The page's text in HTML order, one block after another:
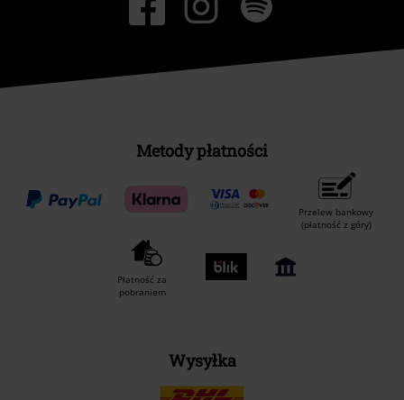
Metody płatności
Przelew bankowy
(płatność z góry)
Płatność za
pobraniem
Wysyłka